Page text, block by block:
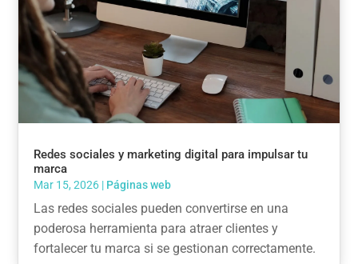
Redes sociales y marketing digital para impulsar tu
marca
Mar 15, 2026 | Páginas web
Las redes sociales pueden convertirse en una
poderosa herramienta para atraer clientes y
fortalecer tu marca si se gestionan correctamente.